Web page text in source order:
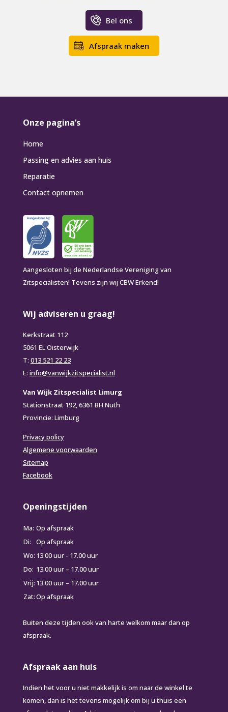
Bel ons
Afspraak maken
Onze pagina’s
Home
Passing en advies aan huis
Reparatie
Contact opnemen
Aangesloten bij de Nederlandse Vereniging van
Zitspecialisten! Tevens zijn wij CBW Erkend!
Wij adviseren u graag!
Kerkstraat 112
5061 EL Oisterwijk
T: 013 521 22 23
E: info@vanwijkzitspecialist.nl
Van Wijk Zitspecialist Limurg
Stationstraat 192, 6361 BH Nuth
Provincie: Limburg
Privacy policy
Algemene voorwaarden
Sitemap
Facebook
Openingstijden
Ma: Op afspraak
Di:
Op afspraak
Wo: 13.00 uur - 17.00 uur
Do: 13.00 uur – 17.00 uur
Vrij: 13.00 uur – 17.00 uur
Zat:Op afspraak
Buiten deze tijden ook van harte welkom maar dan op
afspraak.
Afspraak aan huis
Indien het voor u niet makkelijk is om naar de winkel te
komen, dan is het tevens mogelijk om bij u thuis een